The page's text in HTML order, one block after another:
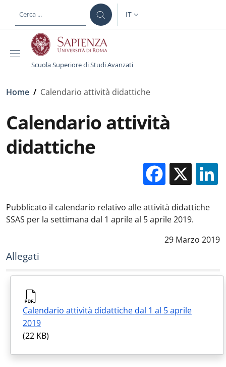
al contenuto principale
SELETTORE LINGUA:
IT
Scuola Superiore di Studi Avanzati
Briciole di pane
Home / Calendario attività didattiche
Calendario attività
didattiche
X
Pubblicato il calendario relativo alle attività didattiche
SSAS per la settimana dal 1 aprile al 5 aprile 2019.
Data notizia:
29 Marzo 2019
Allegati
Calendario attività didattiche dal 1 al 5 aprile
2019
(22 KB)